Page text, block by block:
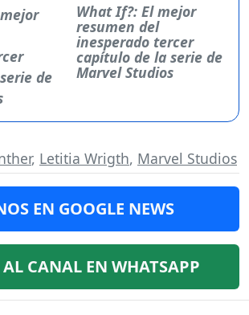
What If?: El mejor
resumen del
inesperado tercer
capítulo de la serie de
Marvel Studios
, Letitia Wrigth, Marvel Studios
EN GOOGLE NEWS
AL CANAL EN WHATSAPP